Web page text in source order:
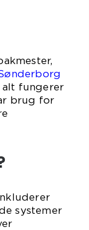
fungerer
brug for
systemer